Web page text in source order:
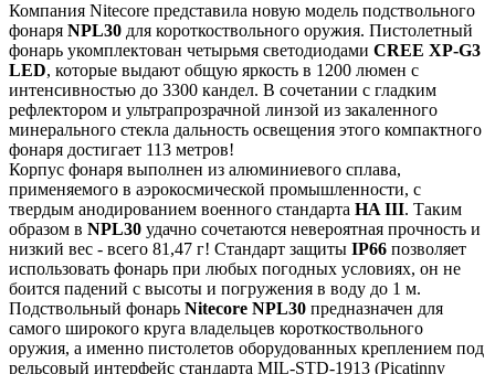
Компания Nitecore представила новую модель подствольного
фонаря NPL30 для короткоствольного оружия. Пистолетный
фонарь укомплектован четырьмя светодиодами CREE XP-G3
LED, которые выдают общую яркость в 1200 люмен с
интенсивностью до 3300 кандел. В сочетании с гладким
рефлектором и ультрапрозрачной линзой из закаленного
минерального стекла дальность освещения этого компактного
фонаря достигает 113 метров!
Корпус фонаря выполнен из алюминиевого сплава,
применяемого в аэрокосмической промышленности, с
твердым анодированием военного стандарта HA III. Таким
образом в NPL30 удачно сочетаются невероятная прочность и
низкий вес - всего 81,47 г! Стандарт защиты IP66 позволяет
использовать фонарь при любых погодных условиях, он не
боится падений с высоты и погружения в воду до 1 м.
Подствольный фонарь Nitecore NPL30 предназначен для
самого широкого круга владельцев короткоствольного
оружия, а именно пистолетов оборудованных креплением под
рельсовый интерфейс стандарта MIL-STD-1913 (Picatinny